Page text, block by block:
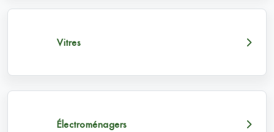
Vitres
Électroménagers